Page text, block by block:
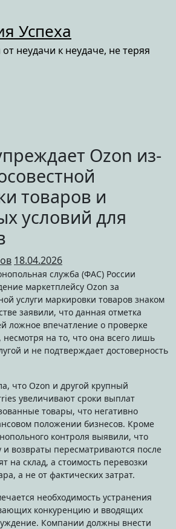
Успеха
неудачи к неудаче, не теряя
Ozon из-
товаров и
условий для
18.04.2026
маркетплейсу Ozon за
услуги маркировки товаров знаком
заявили, что данная отметка
ложное впечатление о проверке
несмотря на то, что она всего лишь
и не подтверждает достоверность
что Ozon и другой крупный
увеличивают сроки выплат
товары, что негативно
положении бизнесов. Кроме
контроля выявили, что
и возвраты пересматриваются после
на склад, а стоимость перевозки
а не от фактических затрат.
необходимость устранения
конкуренцию и вводящих
Компании должны внести